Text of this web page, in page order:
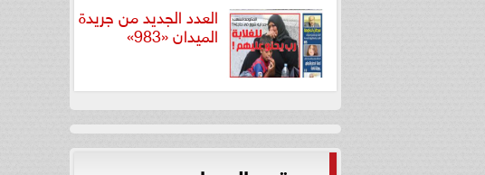
العدد الجديد من جريدة
الميدان «983»